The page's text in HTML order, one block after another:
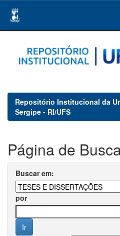
navigation
Repositório Institucional da
Sergipe - RI/UFS
Página de
Buscar em:
por